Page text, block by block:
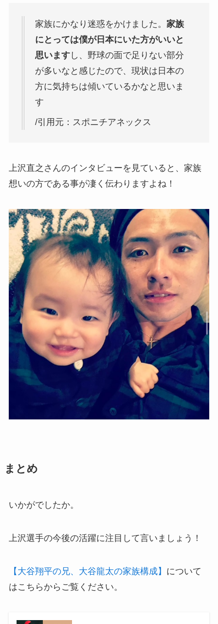
家族にかなり迷惑をかけました。 家族
にとっては僕が日本にいた方がいいと
思いますし、野球の面で足りない部分
が多いなと感じたので、現状は日本の
方に気持ちは傾いているかなと思いま
す
/引用元：スポニチアネックス
上沢直之さんのインタビューを見ていると、家族
想いの方である事が凄く伝わりますよね！
まとめ
いかがでしたか。
上沢選手の今後の活躍に注目して言いましょう！
【大谷翔平の兄、大谷龍太の家族構成】 について
はこちらからご覧ください。